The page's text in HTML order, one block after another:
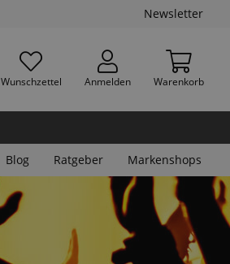
Newsletter
Wunschzettel Anmelden Warenkorb
Blog Ratgeber Markenshops